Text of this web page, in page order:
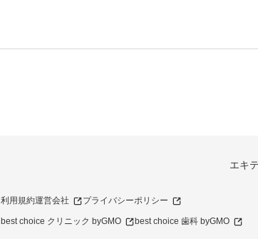
エキ
利用規約運営会社 プライバシーポリシー
best choice クリニック byGMO best choice 歯科 byGMO